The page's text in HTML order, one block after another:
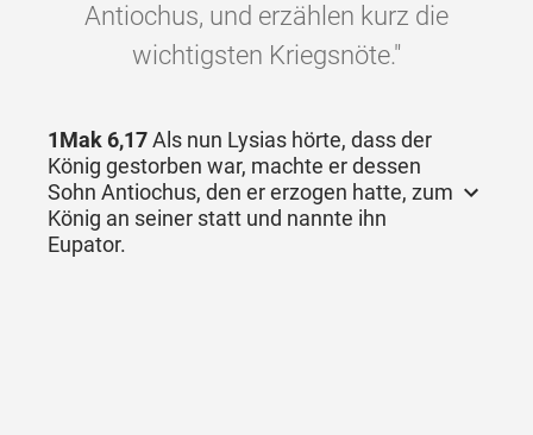
Antiochus, und erzählen kurz die
wichtigsten Kriegsnöte."
1Mak 6,17Als nun Lysias hörte, dass der
König gestorben war, machte er dessen
Sohn Antiochus, den er erzogen hatte, zum
König an seiner statt und nannte ihn
Eupator.